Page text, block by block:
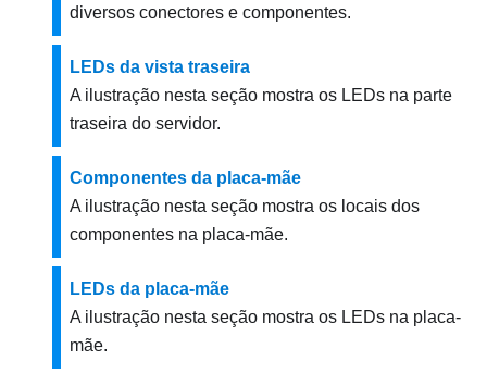
diversos conectores e componentes.
LEDs da vista traseira
A ilustração nesta seção mostra os LEDs na parte
traseira do servidor.
Componentes da placa-mãe
A ilustração nesta seção mostra os locais dos
componentes na placa-mãe.
LEDs da placa-mãe
A ilustração nesta seção mostra os LEDs na placa-
mãe.